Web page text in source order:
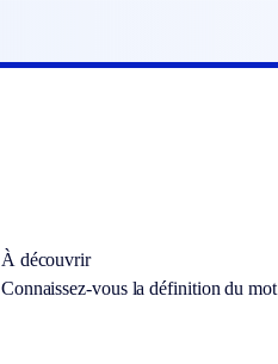
À découvrir
Connaissez-vous la définition du mot